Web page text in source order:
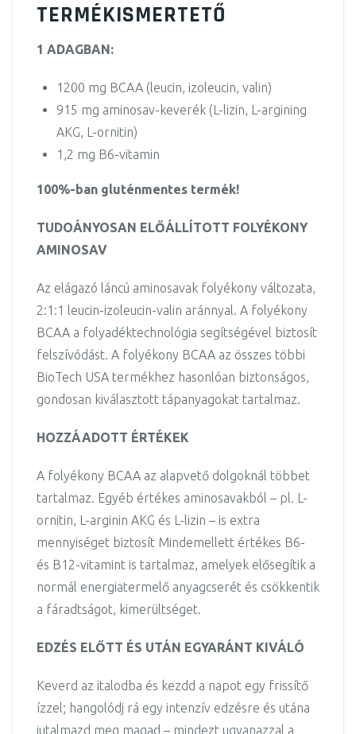
TERMÉKISMERTETŐ
1 ADAGBAN:
1200 mg BCAA (leucin, izoleucin, valin)
915 mg aminosav-keverék (L-lizin, L-argining
AKG, L-ornitin)
1,2 mg B6-vitamin
100%-ban gluténmentes termék!
TUDOÁNYOSAN ELŐÁLLÍTOTT FOLYÉKONY
AMINOSAV
Az elágazó láncú aminosavak folyékony változata,
2:1:1 leucin-izoleucin-valin aránnyal. A folyékony
BCAA a folyadéktechnológia segítségével biztosít
felszívódást. A folyékony BCAA az összes többi
BioTech USA termékhez hasonlóan biztonságos,
gondosan kiválasztott tápanyagokat tartalmaz.
HOZZÁADOTT ÉRTÉKEK
A folyékony BCAA az alapvető dolgoknál többet
tartalmaz. Egyéb értékes aminosavakból – pl. L-
ornitin, L-arginin AKG és L-lizin – is extra
mennyiséget biztosít Mindemellett értékes B6-
és B12-vitamint is tartalmaz, amelyek elősegítik a
normál energiatermelő anyagcserét és csökkentik
a fáradtságot, kimerültséget.
EDZÉS ELŐTT ÉS UTÁN EGYARÁNT KIVÁLÓ
Keverd az italodba és kezdd a napot egy frissítő
ízzel; hangolódj rá egy intenzív edzésre és utána
jutalmazd meg magad – mindezt ugyanazzal a